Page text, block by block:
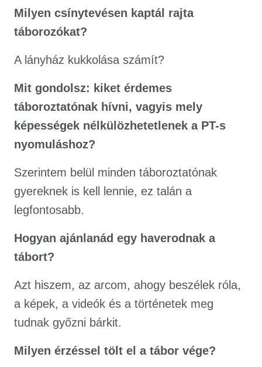
Milyen csínytevésen kaptál rajta
táborozókat?
A lányház kukkolása számít?
Mit gondolsz: kiket érdemes
táboroztatónak hívni, vagyis mely
képességek nélkülözhetetlenek a PT-s
nyomuláshoz?
Szerintem belül minden táboroztatónak
gyereknek is kell lennie, ez talán a
legfontosabb.
Hogyan ajánlanád egy haverodnak a
tábort?
Azt hiszem, az arcom, ahogy beszélek róla,
a képek, a videók és a történetek meg
tudnak győzni bárkit.
Milyen érzéssel tölt el a tábor vége?